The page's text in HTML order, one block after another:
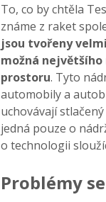
To, co by chtěla
známe z raket
jsou tvořeny
možná
prostoru. Tyto
automobily a
uchovávají
jedná pouze o
o technologii
Problémy